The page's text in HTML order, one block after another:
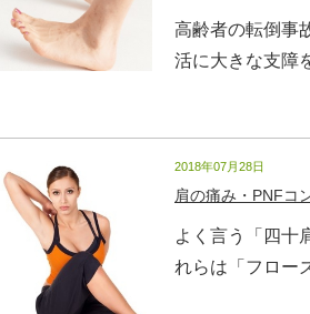
高齢者の転倒事
活に大きな支障
2018年07月28日
肩の痛み・PNFコ
よく言う「四十
れらは「フロー